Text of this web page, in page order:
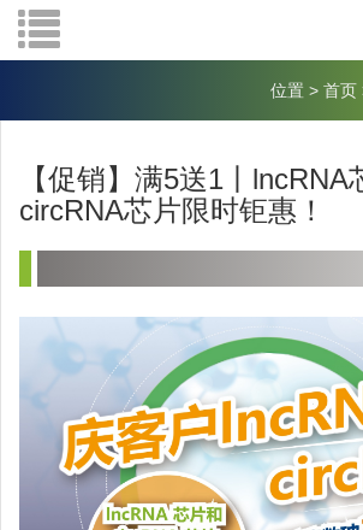
位置 > 首页
【促销】满5送1丨lncRNA
circRNA芯片限时钜惠！